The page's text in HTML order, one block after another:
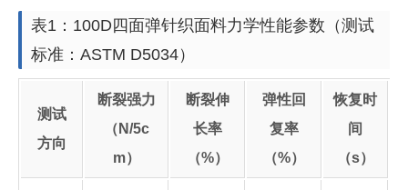
表1：100D四面弹针织面料力学性能参数（测试
标准：ASTM D5034）
测试
方向
断裂强力
（N/5c
m）
断裂伸
长率
（%）
弹性回
复率
（%）
恢复时
间
（s）